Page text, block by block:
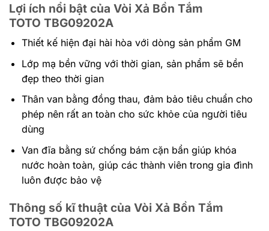
Lợi ích nổi bật của Vòi Xả Bồn Tắm
TOTO TBG09202A
Thiết kế hiện đại hài hòa với dòng sản phẩm GM
Lớp mạ bền vững với thời gian, sản phẩm sẽ bền
đẹp theo thời gian
Thân van bằng đồng thau, đảm bảo tiêu chuẩn cho
phép nên rất an toàn cho sức khỏe của người tiêu
dùng
Van đĩa bằng sứ chống bám cặn bẩn giúp khóa
nước hoàn toàn, giúp các thành viên trong gia đình
luôn được bảo vệ
Thông số kĩ thuật của Vòi Xả Bồn Tắm
TOTO TBG09202A